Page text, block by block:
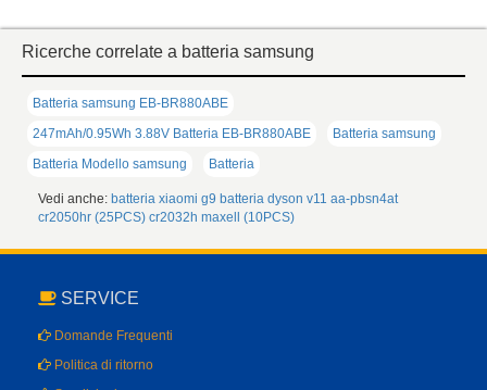
Ricerche correlate a batteria samsung
Batteria samsung EB-BR880ABE
247mAh/0.95Wh 3.88V Batteria EB-BR880ABE
Batteria samsung
Batteria Modello samsung
Batteria
Vedi anche: batteria xiaomi g9 batteria dyson v11 aa-pbsn4at
cr2050hr (25PCS) cr2032h maxell (10PCS)
SERVICE
Domande Frequenti
Politica di ritorno